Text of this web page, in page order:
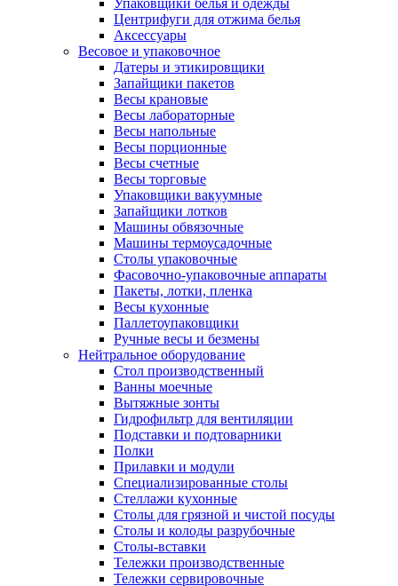
Упаковщики белья и одежды
Центрифуги для отжима белья
Аксессуары
Весовое и упаковочное
Датеры и этикировщики
Запайщики пакетов
Весы крановые
Весы лабораторные
Весы напольные
Весы порционные
Весы счетные
Весы торговые
Упаковщики вакуумные
Запайщики лотков
Машины обвязочные
Машины термоусадочные
Столы упаковочные
Фасовочно-упаковочные аппараты
Пакеты, лотки, пленка
Весы кухонные
Паллетоупаковщики
Ручные весы и безмены
Нейтральное оборудование
Cтол производственный
Ванны моечные
Вытяжные зонты
Гидрофильтр для вентиляции
Подставки и подтоварники
Полки
Прилавки и модули
Специализированные столы
Стеллажи кухонные
Столы для грязной и чистой посуды
Столы и колоды разрубочные
Столы-вставки
Тележки производственные
Тележки сервировочные